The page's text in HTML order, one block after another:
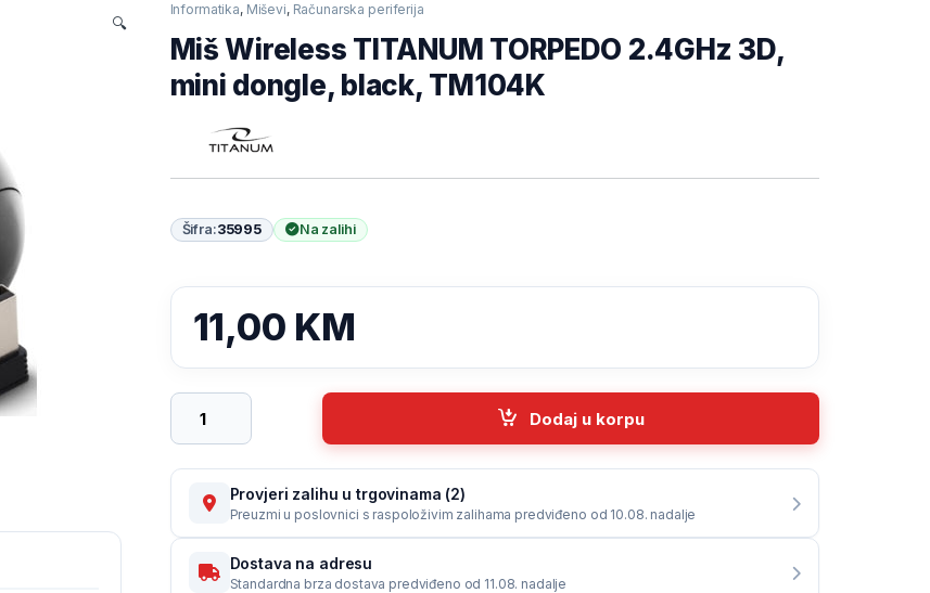
🔍
Informatika, Miševi, Računarska periferija
Miš Wireless TITANUM TORPEDO 2.4GHz 3D,
mini dongle, black, TM104K
Šifra:35995 Na zalihi
11,00 KM
Miš Wireless TITANUM TORPEDO 2.4GHz 3D, mini dongle, black, TM104K quantity
Dodaj u korpu
Provjeri zalihu u trgovinama (2)
Preuzmi u poslovnici s raspoloživim zalihama predviđeno od 10.08. nadalje
Dostava na adresu
Standardna brza dostava predviđeno od 11.08. nadalje